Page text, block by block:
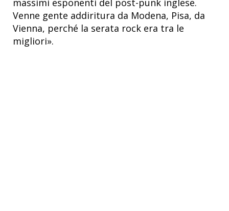
massimi esponenti del post-punk inglese.
Venne gente addiritura da Modena, Pisa, da
Vienna, perché la serata rock era tra le
migliori».